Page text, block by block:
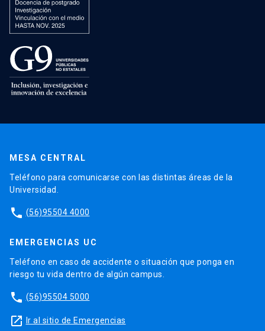
MESA CENTRAL
Teléfono para comunicarse con las distintas áreas de la
Universidad.
phone (56)95504 4000
EMERGENCIAS UC
Teléfono en caso de accidente o situación que ponga en
riesgo tu vida dentro de algún campus.
phone (56)95504 5000
launch Ir al sitio de Emergencias